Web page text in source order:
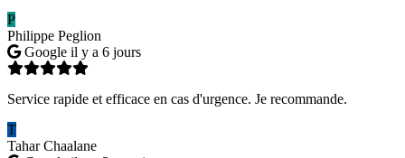
P
Philippe Peglion
Google il y a 6 jours
Service rapide et efficace en cas d'urgence. Je recommande.
T
Tahar Chaalane